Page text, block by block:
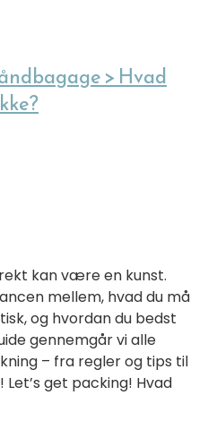
> Hvad
kan være en kunst.
mellem, hvad du må
og hvordan du bedst
gennemgår vi alle
– fra regler og tips til
get packing! Hvad